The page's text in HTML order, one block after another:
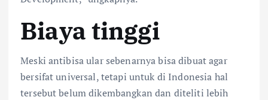
Biaya tinggi
Meski antibisa ular sebenarnya bisa dibuat agar
bersifat universal, tetapi untuk di Indonesia hal
tersebut belum dikembangkan dan diteliti lebih